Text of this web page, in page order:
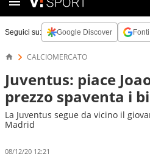
Seguici su: Google Discover
CALCIOMERCATO
Juventus: piace
prezzo spaventa i
La Juventus segue da vicino il
Madrid
08/12/20 12:21